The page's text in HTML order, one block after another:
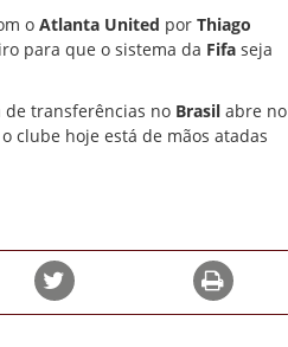
o Atlanta United por Thiago
para que o sistema da Fifa seja
transferências no Brasil abre no
o clube hoje está de mãos atadas